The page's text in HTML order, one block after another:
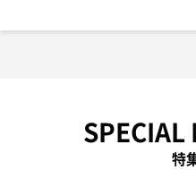
SPECIAL
特